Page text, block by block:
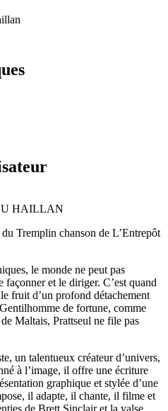
HAILLAN
Tremplin chanson de L’Entrepôt
le monde ne peut pas
façonner et le diriger. C’est quand
fruit d’un profond détachement
de fortune, comme
Maltais, Prattseul ne file pas
un talentueux créateur d’univers,
à l’image, il offre une écriture
graphique et stylée d’une
il adapte, il chante, il filme et